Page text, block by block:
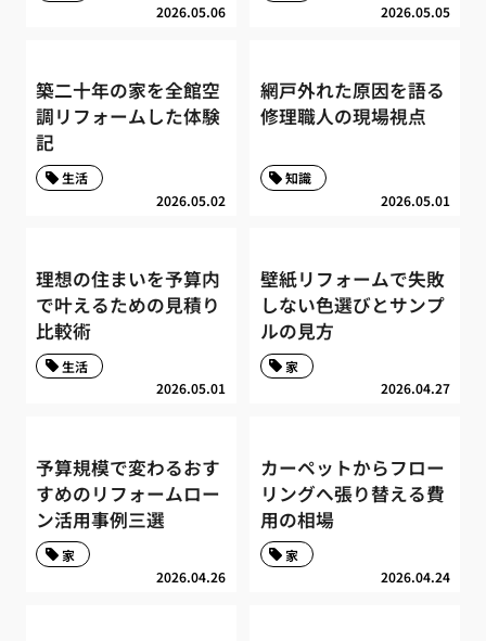
2026.05.06 2026.05.05
築二十年の家を全館空
調リフォームした体験
記
2026.05.02
生活
網戸外れた原因を語る
修理職人の現場視点
2026.05.01
知識
理想の住まいを予算内
で叶えるための見積り
比較術
2026.05.01
生活
壁紙リフォームで失敗
しない色選びとサンプ
ルの見方
2026.04.27
家
予算規模で変わるおす
すめのリフォームロー
ン活用事例三選
2026.04.26
家
カーペットからフロー
リングへ張り替える費
用の相場
2026.04.24
家